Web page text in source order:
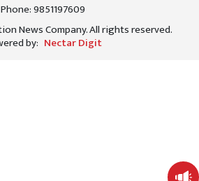
Phone:9851197609
News Company. All rights reserved.
by: Nectar Digit